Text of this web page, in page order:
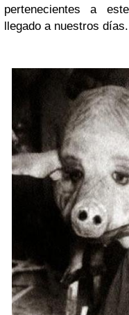
pertenecientes a
llegado a nuestros días.